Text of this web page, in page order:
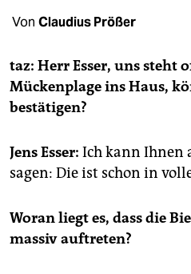
unterstützen
abo
epaper login
Von Claudius Prößer
taz: Herr Esser, uns steht
Mückenplage ins Haus,
bestätigen?
Jens Esser: Ich kann Ihnen
sagen: Die ist schon in
Woran liegt es, dass die
massiv auftreten?